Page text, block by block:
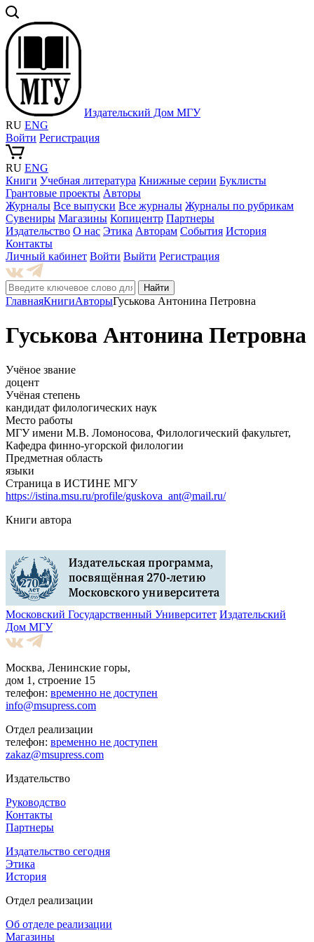
Издательский Дом МГУ
RU ENG
Войти Регистрация
RU ENG
Книги Учебная литература Книжные серии Буклисты
Грантовые проекты Авторы
Журналы Все выпуски Все журналы Журналы по рубрикам
Сувениры Магазины Копицентр Партнеры
Издательство О нас Этика Авторам События История
Контакты
Личный кабинет Войти Выйти Регистрация
Найти
ГлавнаяКнигиАвторыГуськова Антонина Петровна
Гуськова Антонина Петровна
Учёное звание
доцент
Учёная степень
кандидат филологических наук
Место работы
МГУ имени М.В. Ломоносова, Филологический факультет,
Кафедра финно-угорской филологии
Предметная область
языки
Страница в ИСТИНЕ МГУ
https://istina.msu.ru/profile/guskova_ant@mail.ru/
Книги автора
Московский Государственный Университет Издательский
Дом МГУ
Москва, Ленинские горы,
дом 1, строение 15
телефон: временно не доступен
info@msupress.com
Отдел реализации
телефон: временно не доступен
zakaz@msupress.com
Издательство
Руководство
Контакты
Партнеры
Издательство сегодня
Этика
История
Отдел реализации
Об отделе реализации
Магазины